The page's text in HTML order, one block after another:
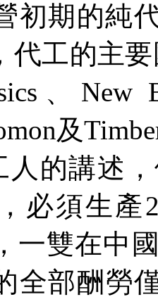
初期的純
代工的主
、 New
及
人的講述
必須生產
一雙在中
全部酬勞